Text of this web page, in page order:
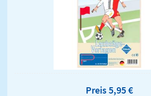
Preis 5,95 €